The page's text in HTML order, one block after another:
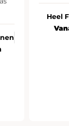
Heel